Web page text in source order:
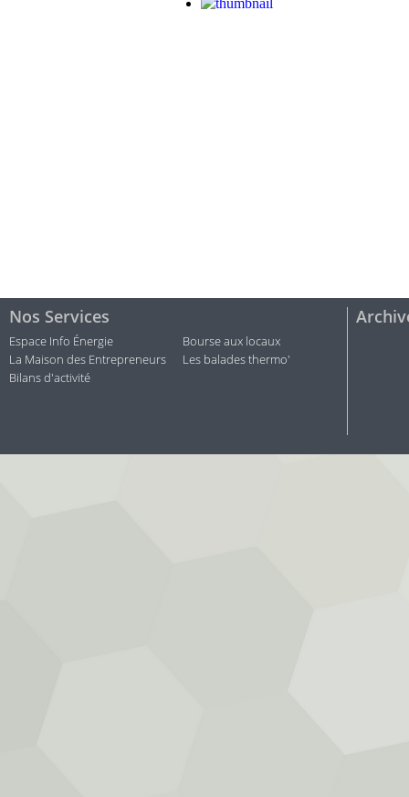
Nos Services
Espace Info Énergie
Bourse aux locaux
La Maison des Entrepreneurs
Les balades thermo'
Bilans d'activité